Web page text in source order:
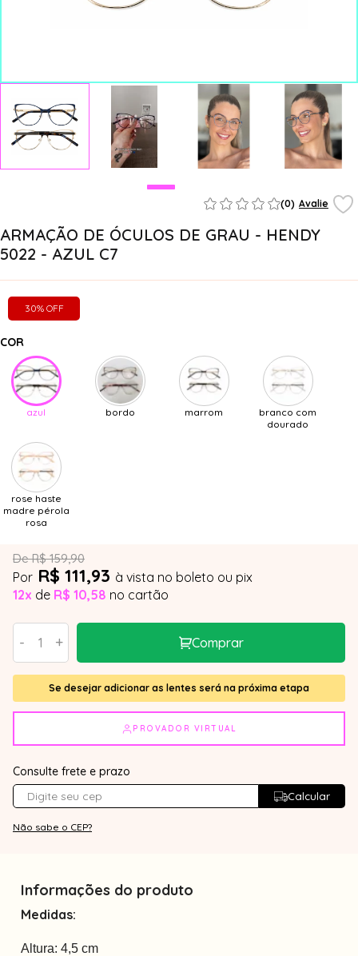
(0) Avalie
ARMAÇÃO DE ÓCULOS DE GRAU - HENDY
5022 - AZUL C7
30% OFF
COR
azul bordo marrom
branco com
dourado
rose haste
madre pérola
rosa
De R$ 159,90
Por R$ 111,93 à vista no boleto ou pix
12x de R$ 10,58 no cartão
- + Comprar
Se desejar adicionar as lentes será na próxima etapa
PROVADOR VIRTUAL
Consulte frete e prazo
Calcular
Não sabe o CEP?
Informações do produto
Medidas:
Altura: 4,5 cm